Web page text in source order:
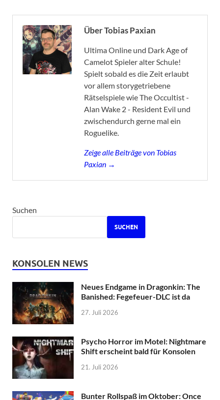
Über Tobias Paxian
Ultima Online und Dark Age of
Camelot Spieler alter Schule!
Spielt sobald es die Zeit erlaubt
vor allem storygetriebene
Rätselspiele wie The Occultist -
Alan Wake 2 - Resident Evil und
zwischendurch gerne mal ein
Roguelike.
Zeige alle Beiträge von Tobias
Paxian →
Suchen
SUCHEN
KONSOLEN NEWS
Neues Endgame in Dragonkin: The
Banished: Fegefeuer-DLC ist da
27. Juli 2026
Psycho Horror im Motel: Nightmare
Shift erscheint bald für Konsolen
21. Juli 2026
Bunter Rollspaß im Oktober: Once